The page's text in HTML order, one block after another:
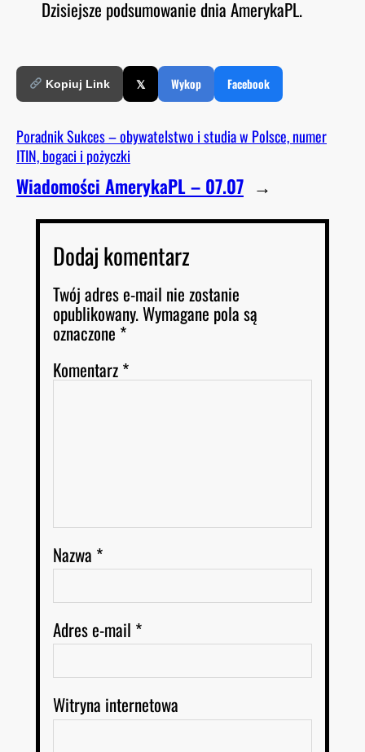
O
RSS FEED
Dzisiejsze podsumowanie dnia AmerykaPL.
Kopiuj Link 𝕏 Wykop Facebook
Poradnik Sukces – obywatelstwo i studia w Polsce, numer
ITIN, bogaci i pożyczki
Wiadomości AmerykaPL – 07.07 →
Dodaj komentarz
Twój adres e-mail nie zostanie
opublikowany.Wymagane pola są
oznaczone *
Komentarz*
Nazwa *
Adres e-mail *
Witryna internetowa